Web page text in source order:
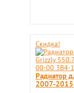
Скидка!
Радиатор
2007-